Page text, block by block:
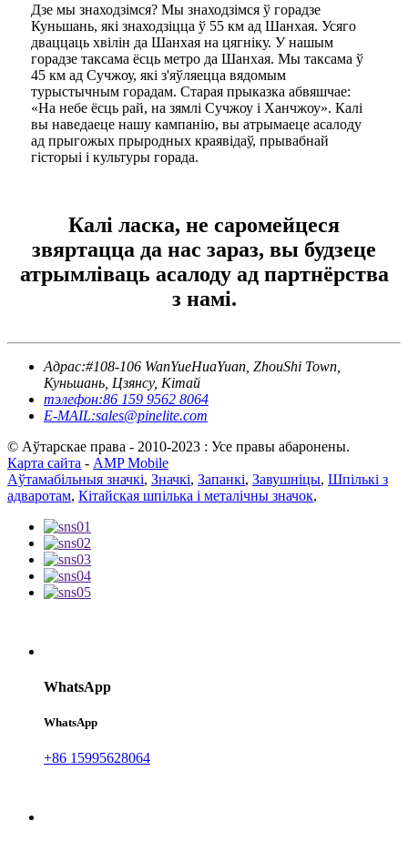
Дзе мы знаходзімся? Мы знаходзімся ў горадзе
Куньшань, які знаходзіцца ў 55 км ад Шанхая. Усяго
дваццаць хвілін да Шанхая на цягніку. У нашым
горадзе таксама ёсць метро да Шанхая. Мы таксама ў
45 км ад Сучжоу, які з'яўляецца вядомым
турыстычным горадам. Старая прыказка абвяшчае:
«На небе ёсць рай, на зямлі Сучжоу і Ханчжоу». Калі
вы наведаеце нашу кампанію, вы атрымаеце асалоду
ад прыгожых прыродных краявідаў, прывабнай
гісторыі і культуры горада.
Калі ласка, не саромейцеся
звяртацца да нас зараз, вы будзеце
атрымліваць асалоду ад партнёрства
з намі.
Адрас:#108-106 WanYueHuaYuan, ZhouShi Town,
Куньшань, Цзянсу, Кітай
тэлефон:86 159 9562 8064
E-MAIL:sales@pinelite.com
© Аўтарскае права - 2010-2023 : Усе правы абаронены.
Карта сайта - AMP Mobile
Аўтамабільныя значкі, Значкі, Запанкі, Завушніцы, Шпількі з
адваротам, Кітайская шпілька і металічны значок,
WhatsApp
WhatsApp
+86 15995628064